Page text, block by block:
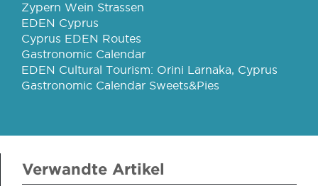
Zypern Wein Strassen
EDEN Cyprus
Cyprus EDEN Routes
Gastronomic Calendar
EDEN Cultural Tourism: Orini Larnaka, Cyprus
Gastronomic Calendar Sweets&Pies
Verwandte Artikel